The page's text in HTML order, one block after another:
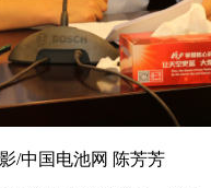
/中国电池网 陈芳芳